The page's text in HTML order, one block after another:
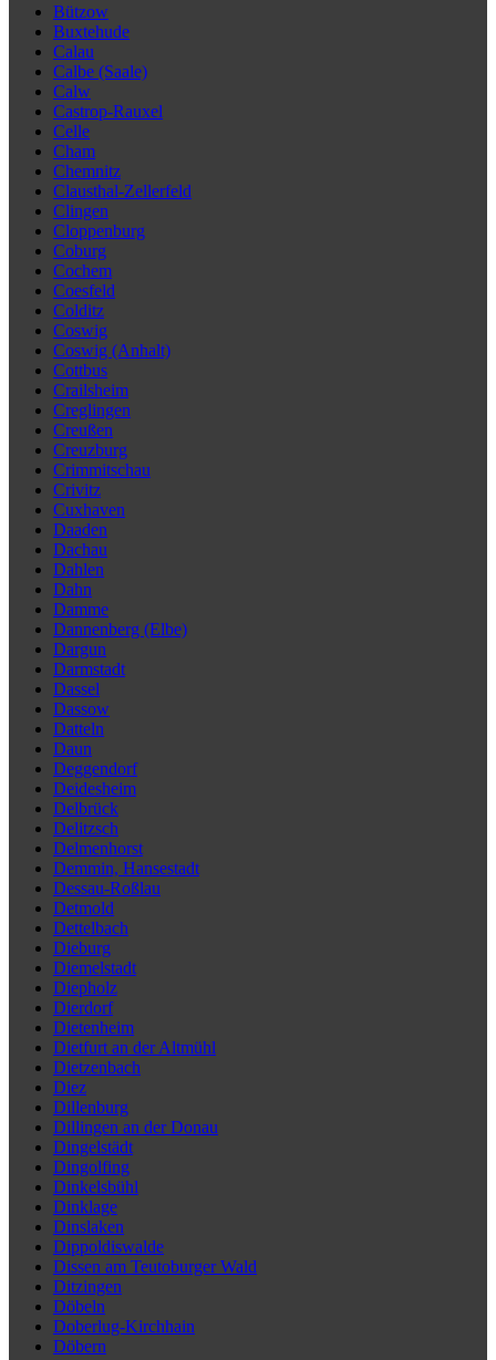
Bützow
Buxtehude
Calau
Calbe (Saale)
Calw
Castrop-Rauxel
Celle
Cham
Chemnitz
Clausthal-Zellerfeld
Clingen
Cloppenburg
Coburg
Cochem
Coesfeld
Colditz
Coswig
Coswig (Anhalt)
Cottbus
Crailsheim
Creglingen
Creußen
Creuzburg
Crimmitschau
Crivitz
Cuxhaven
Daaden
Dachau
Dahlen
Dahn
Damme
Dannenberg (Elbe)
Dargun
Darmstadt
Dassel
Dassow
Datteln
Daun
Deggendorf
Deidesheim
Delbrück
Delitzsch
Delmenhorst
Demmin, Hansestadt
Dessau-Roßlau
Detmold
Dettelbach
Dieburg
Diemelstadt
Diepholz
Dierdorf
Dietenheim
Dietfurt an der Altmühl
Dietzenbach
Diez
Dillenburg
Dillingen an der Donau
Dingelstädt
Dingolfing
Dinkelsbühl
Dinklage
Dinslaken
Dippoldiswalde
Dissen am Teutoburger Wald
Ditzingen
Döbeln
Doberlug-Kirchhain
Döbern